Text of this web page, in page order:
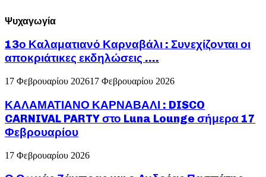
Ψυχαγωγία
13ο Καλαματιανό Καρναβάλι : Συνεχίζονται οι
αποκριάτικες εκδηλώσεις ….
17 Φεβρουαρίου 202617 Φεβρουαρίου 2026
ΚΑΛΑΜΑΤΙΑΝΟ ΚΑΡΝΑΒΑΛΙ : DISCO
CARNIVAL PARTY στο Luna Lounge σήμερα 17
Φεβρουαρίου
17 Φεβρουαρίου 2026